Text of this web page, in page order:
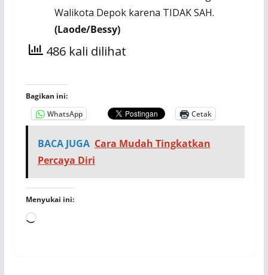
Walikota Depok karena TIDAK SAH.
(Laode/Bessy)
486 kali dilihat
Bagikan ini:
WhatsApp
Cetak
BACA JUGA Cara Mudah Tingkatkan
Percaya Diri
Menyukai ini:
Memuat...